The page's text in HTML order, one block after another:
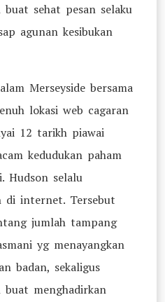
sehat pesan selaku
agunan kesibukan
Merseyside bersama
lokasi web cagaran
12 tarikh piawai
kedudukan paham
Hudson selalu
di internet. Tersebut
jumlah tampang
yg menayangkan
badan, sekaligus
buat menghadirkan